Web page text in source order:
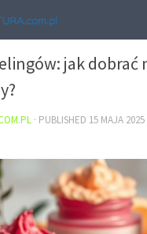
jak dobrać
· PUBLISHED 15 MAJA 2025